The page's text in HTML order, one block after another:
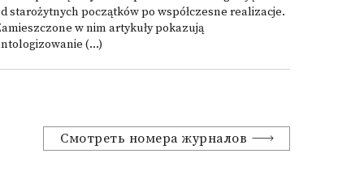
starożytnych początków po współczesne realizacje.
w nim artykuły pokazują
(...)
Смотреть номера журналов